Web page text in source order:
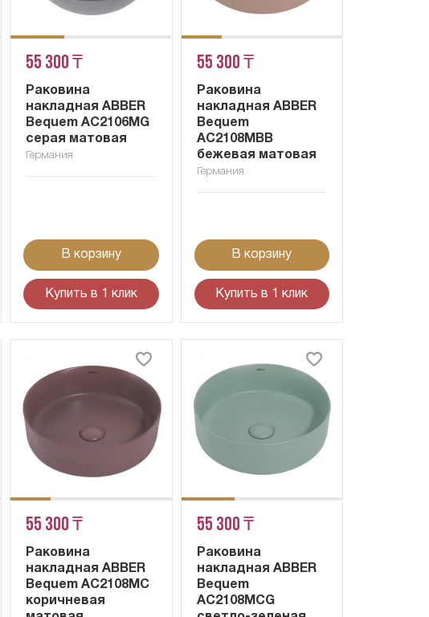
55 300 ₸
Раковина
накладная ABBER
Bequem AC2106MG
серая матовая
Германия
В корзину
Купить в 1 клик
55 300 ₸
Раковина
накладная ABBER
Bequem
AC2108MBB
бежевая матовая
Германия
В корзину
Купить в 1 клик
55 300 ₸
Раковина
накладная ABBER
Bequem AC2108MC
коричневая
55 300 ₸
Раковина
накладная ABBER
Bequem
AC2108MCG